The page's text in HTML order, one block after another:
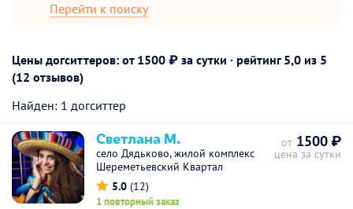
Перейти к поиску
Цены догситтеров: от 1500 ₽ за сутки · рейтинг 5,0 из 5
(12 отзывов)
Найден: 1 догситтер
Светлана М.
село Дядьково, жилой комплекс
Шереметьевский Квартал
5.0 (12)
1 повторный заказ
от 1500 ₽
цена за сутки